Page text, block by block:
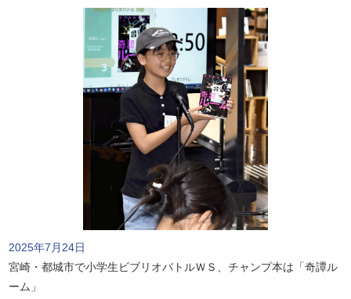
2025年7月24日
宮崎・都城市で小学生ビブリオバトルＷＳ、チャンプ本は「奇譚ル
ーム」